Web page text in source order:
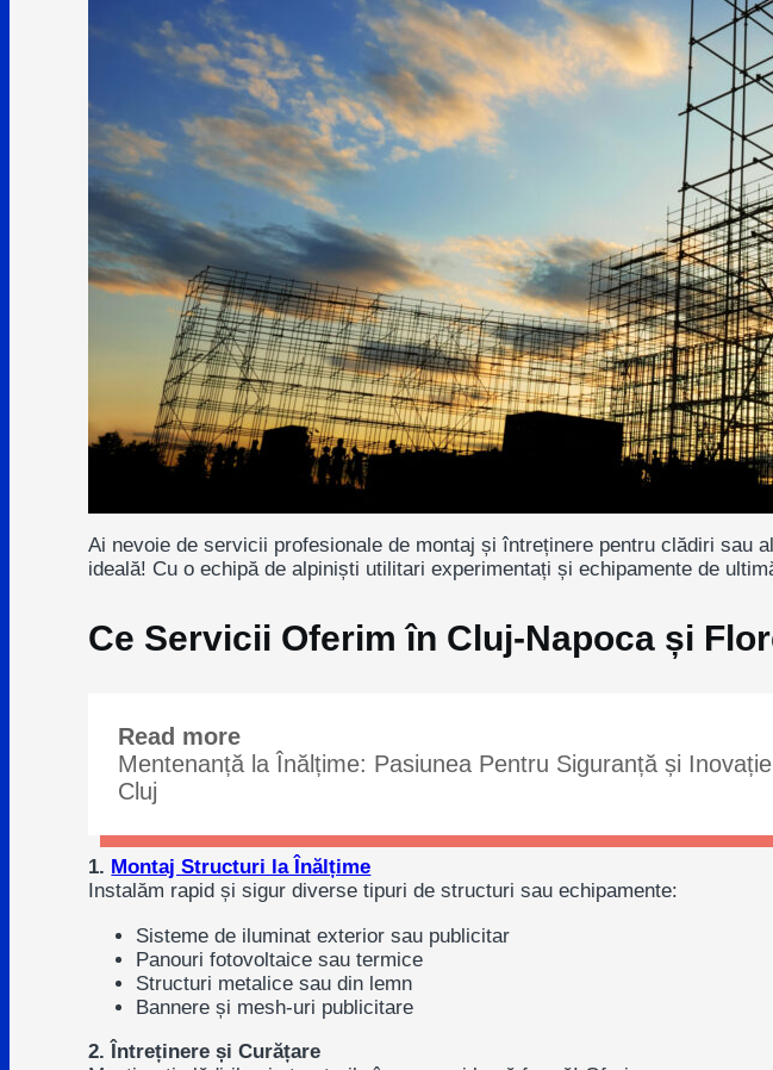
Ai nevoie de servicii profesionale de montaj și întreținere pentru clădiri sau
ideală! Cu o echipă de alpiniști utilitari experimentați și echipamente de
Ce Servicii Oferim în Cluj-Napoca și
Read more
Mentenanță la Înălțime: Pasiunea Pentru Siguranță și
Cluj
1. Montaj Structuri la Înălțime
Instalăm rapid și sigur diverse tipuri de structuri sau echipamente:
Sisteme de iluminat exterior sau publicitar
Panouri fotovoltaice sau termice
Structuri metalice sau din lemn
Bannere și mesh-uri publicitare
2. Întreținere și Curățare